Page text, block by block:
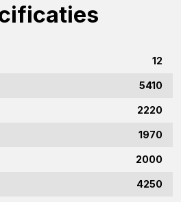
12
5410
2220
1970
2000
4250